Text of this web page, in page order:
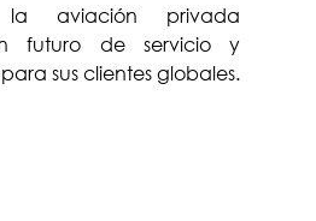
aviación privada
futuro de servicio y
sus clientes globales.